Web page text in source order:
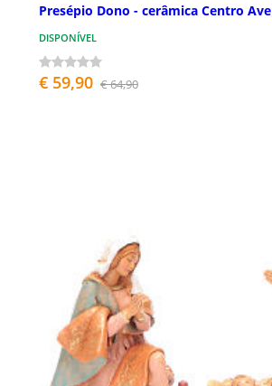
Presépio Dono - cerâmica Centro Ave
DISPONÍVEL
€ 59,90 € 64,90